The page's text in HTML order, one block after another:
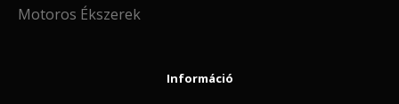
Motoros Ékszerek
Információ